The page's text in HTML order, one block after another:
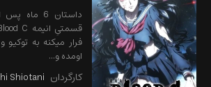
فرار میکنه به
اومده و...
کارگردان Shiotani